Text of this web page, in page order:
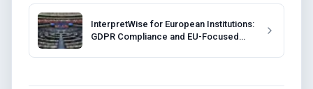
InterpretWise for European Institutions:
GDPR Compliance and EU-Focused